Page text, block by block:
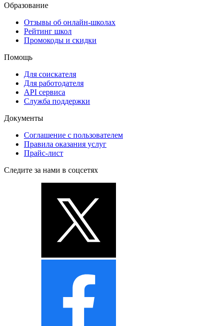
Образование
Отзывы об онлайн-школах
Рейтинг школ
Промокоды и скидки
Помощь
Для соискателя
Для работодателя
API сервиса
Служба поддержки
Документы
Соглашение с пользователем
Правила оказания услуг
Прайс-лист
Следите за нами в соцсетях